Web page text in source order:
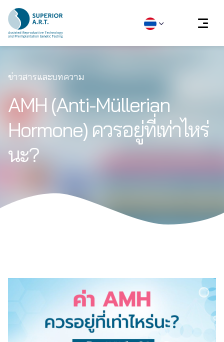
content
ข่าวสารและบทความ
AMH (Anti-Müllerian
Hormone) ควรอยู่ที่เท่าไหร่
นะ?